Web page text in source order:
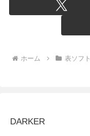
ホーム 表ソフト
DARKER